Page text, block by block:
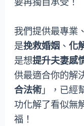
我們提供最專業
是挽救婚姻 、化
是想提升夫妻感
供最適合你的解
合法術」，已經
功化解了看似無
福！